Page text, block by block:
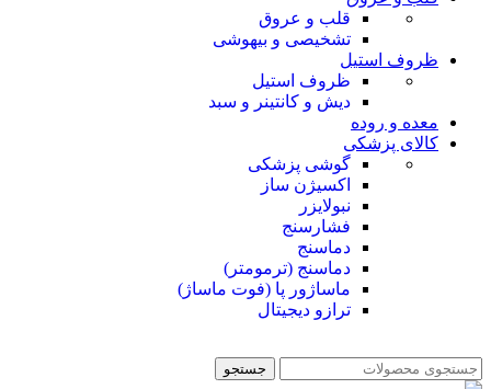
قلب و عروق
تشخیصی و بیهوشی
ظروف استیل
ظروف استیل
دیش و کانتینر و سبد
معده و روده
کالای پزشکی
گوشی پزشکی
اکسیژن ساز
نبولایزر
فشارسنج
دماسنج
دماسنج (ترمومتر)
ماساژور پا (فوت ماساژ)
ترازو دیجیتال
جستجو